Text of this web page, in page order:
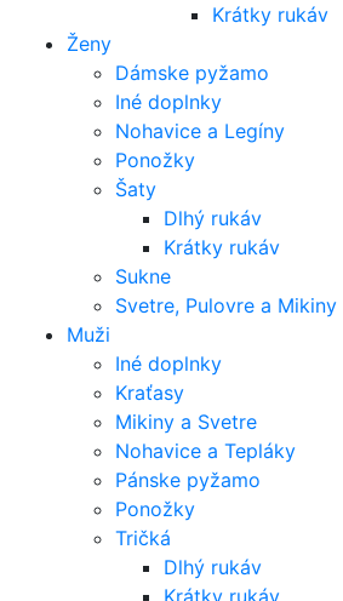
Krátky rukáv
Ženy
Dámske pyžamo
Iné doplnky
Nohavice a Legíny
Ponožky
Šaty
Dlhý rukáv
Krátky rukáv
Sukne
Svetre, Pulovre a Mikiny
Muži
Iné doplnky
Kraťasy
Mikiny a Svetre
Nohavice a Tepláky
Pánske pyžamo
Ponožky
Tričká
Dlhý rukáv
Krátky rukáv